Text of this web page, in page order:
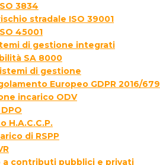
3834
stradale ISO 39001
45001
di gestione integrati
SA 8000
di gestione
Europeo GDPR 2016/679
incarico ODV
H.A.C.C.P.
di RSPP
a contributi pubblici e privati